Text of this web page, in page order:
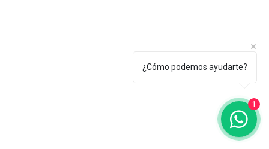
¿Cómo podemos ayudarte?
1